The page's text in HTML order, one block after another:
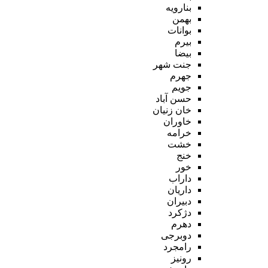
بنارویه
بهمن
بوانات
بیرم
بیضا
جنت شهر
جهرم
جویم
حسن آباد
خان زنیان
خاوران
خرامه
خشت
خنج
خور
داراب
داریان
دبیران
دژکرد
دهرم
دوبرجی
رامجرد
رونیز